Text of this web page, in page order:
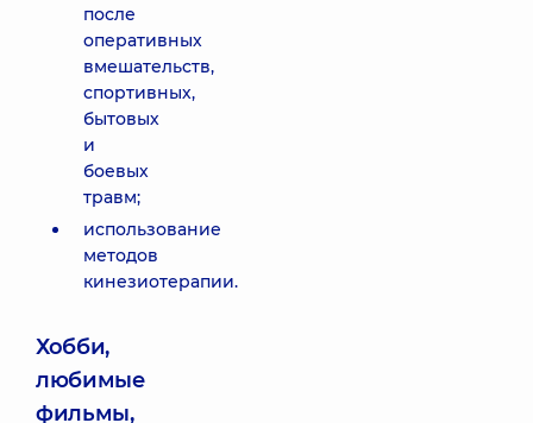
после
оперативных
вмешательств,
спортивных,
бытовых
и
боевых
травм;
использование
методов
кинезиотерапии.
Хобби,
любимые
фильмы,